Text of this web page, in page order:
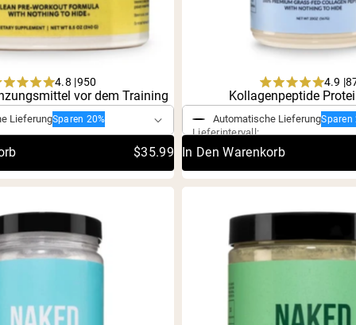
Rated
4.8
out
of
4.8 |950
vor dem Training
LieferungSparen 20%
$35.99
Rated
4.9
out
of
4.9 |
Kollagenpeptide
Einmaliger Kauf
Automatische LieferungSparen
Lieferintervall:
In Den Warenkorb